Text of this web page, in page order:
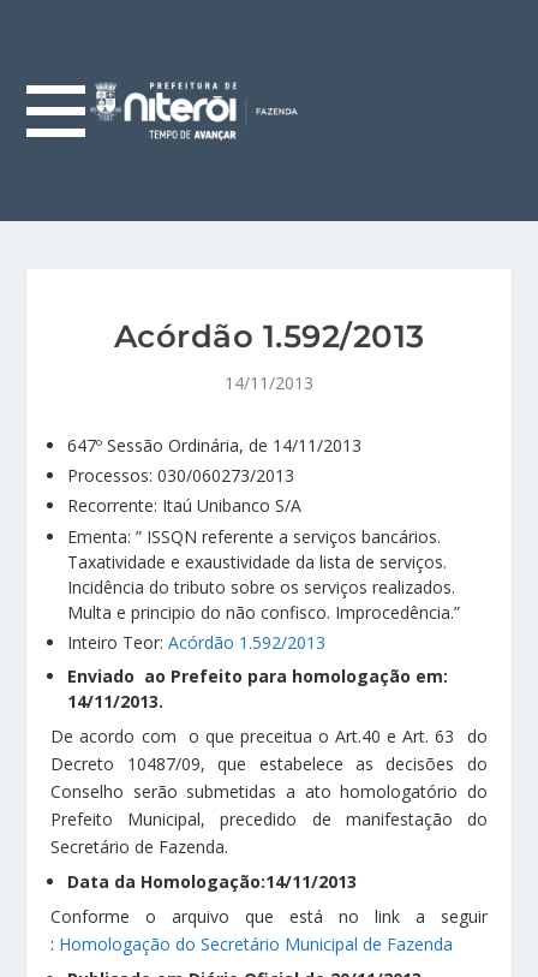
Acórdão 1.592/2013
14/11/2013
647º Sessão Ordinária, de 14/11/2013
Processos: 030/060273/2013
Recorrente: Itaú Unibanco S/A
Ementa: ” ISSQN referente a serviços bancários.
Taxatividade e exaustividade da lista de serviços.
Incidência do tributo sobre os serviços realizados.
Multa e principio do não confisco. Improcedência.”
Inteiro Teor:Acórdão 1.592/2013
Enviado ao Prefeito para homologação em:
14/11/2013.
De acordo com o que preceitua o Art.40 e Art. 63 do
Decreto 10487/09, que estabelece as decisões do
Conselho serão submetidas a ato homologatório do
Prefeito Municipal, precedido de manifestação do
Secretário de Fazenda.
Data da Homologação:14/11/2013
Conforme o arquivo que está no link a seguir
: Homologação do Secretário Municipal de Fazenda